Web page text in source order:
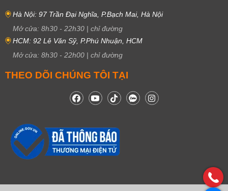
Hà Nội: 97 Trần Đại Nghĩa, P.Bạch Mai, Hà Nội
Mở cửa: 8h30 - 22h30 | chỉ đường
HCM: 92 Lê Văn Sỹ, P.Phú Nhuận, HCM
Mở cửa: 8h30 - 22h00 | chỉ đường
THEO DÕI CHÚNG TÔI TẠI